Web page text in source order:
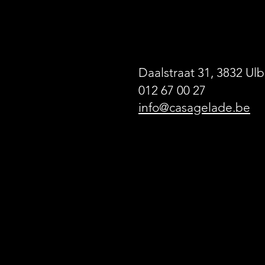
Daalstraat 31, 3832
012 67 00 27
info@casagelade.be